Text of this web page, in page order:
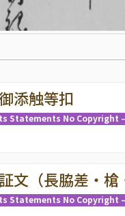
添触等扣
Statements No Copyright
文（長脇差・槍
Statements No Copyright